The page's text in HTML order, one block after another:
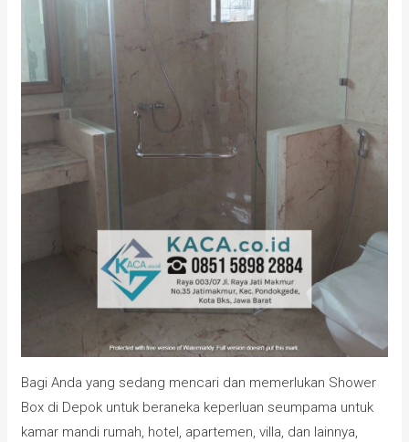
Bagi Anda yang sedang mencari dan memerlukan Shower
Box di Depok untuk beraneka keperluan seumpama untuk
kamar mandi rumah, hotel, apartemen, villa, dan lainnya,